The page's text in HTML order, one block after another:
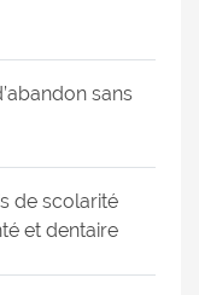
sans
de scolarité
et dentaire